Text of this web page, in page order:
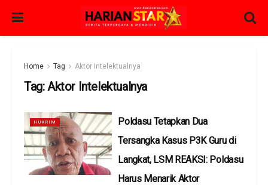
Home Tag Aktor Intelektualnya
Tag:Aktor Intelektualnya
HUKRIM
Poldasu Tetapkan Dua
Tersangka Kasus P3K Guru di
Langkat, LSM REAKSI: Poldasu
Harus Menarik Aktor